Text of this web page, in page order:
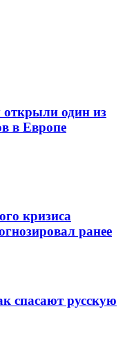
один из
в Европе
кризиса
ранее
спасают русскую